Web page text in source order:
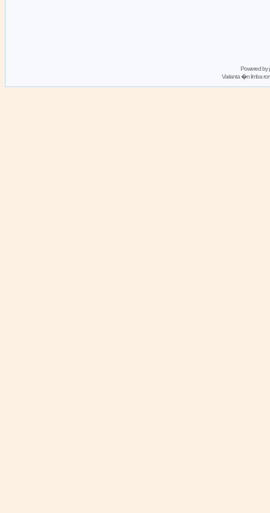
Powered by
Varianta �n limba